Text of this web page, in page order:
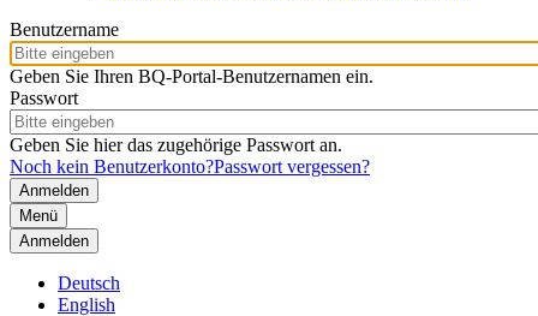
Benutzername
Geben Sie Ihren BQ-Portal-Benutzernamen ein.
Passwort
Geben Sie hier das zugehörige Passwort an.
Noch kein Benutzerkonto?Passwort vergessen?
Menü
Anmelden
Deutsch
English